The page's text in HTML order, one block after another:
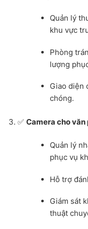
Quản lý
khu vực
Phòng
lượng
Giao diện
chóng.
✅ Camera cho
Quản lý
phục vụ
Hỗ trợ
Giám sát
thuật